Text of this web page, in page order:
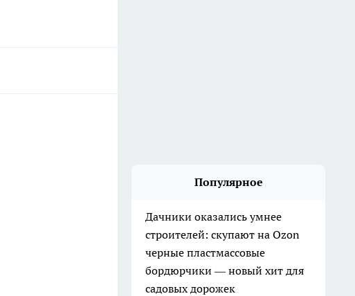
Популярное
Дачники оказались умнее
строителей: скупают на Ozon
черные пластмассовые
бордюрчики — новый хит для
садовых дорожек